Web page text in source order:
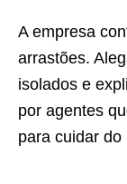
A empresa
arrastões.
isolados e
por agentes
para cuidar